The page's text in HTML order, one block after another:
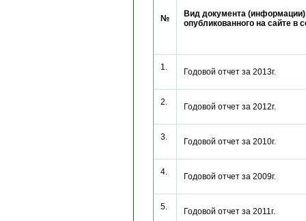
№
Вид документа
опубликованного на сайте в
1. Годовой отчет за 2013г.
2. Годовой отчет за 2012г.
3. Годовой отчет за 2010г.
4. Годовой отчет за 2009г.
5. Годовой отчет за 2011г.